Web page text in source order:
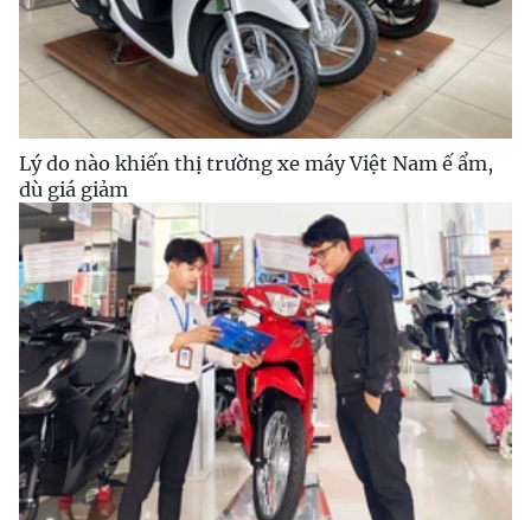
Lý do nào khiến thị trường xe máy Việt Nam ế ẩm,
dù giá giảm